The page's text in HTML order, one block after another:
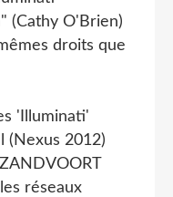
(Cathy O'Brien)
droits que
'Illuminati'
(Nexus 2012)
réseaux